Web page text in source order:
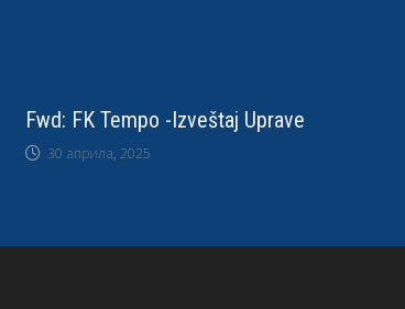
Fwd: FK Tempo -Izveštaj Uprave
30 априла, 2025